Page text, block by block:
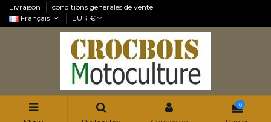
Livraison
conditions generales de vente
Français
EUR €
0